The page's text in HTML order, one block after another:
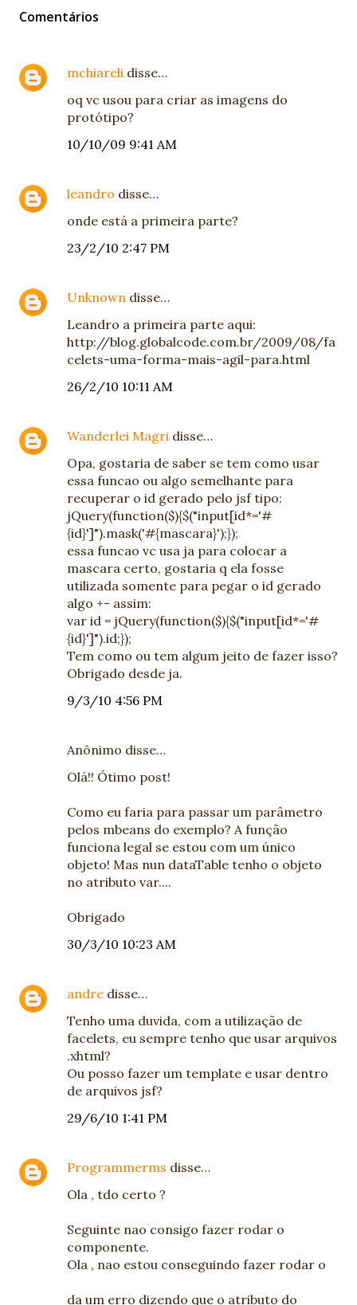
Comentários
mchiareli disse…
oq vc usou para criar as imagens do
protótipo?
10/10/09 9:41 AM
leandro disse…
onde está a primeira parte?
23/2/10 2:47 PM
Unknown disse…
Leandro a primeira parte aqui:
http://blog.globalcode.com.br/2009/08/fa
celets-uma-forma-mais-agil-para.html
26/2/10 10:11 AM
Wanderlei Magri disse…
Opa, gostaria de saber se tem como usar
essa funcao ou algo semelhante para
recuperar o id gerado pelo jsf tipo:
jQuery(function($){$("input[id*='#
{id}']").mask('#{mascara}');});
essa funcao vc usa ja para colocar a
mascara certo, gostaria q ela fosse
utilizada somente para pegar o id gerado
algo +- assim:
var id = jQuery(function($){$("input[id*='#
{id}']").id;});
Tem como ou tem algum jeito de fazer isso?
Obrigado desde ja.
9/3/10 4:56 PM
Anônimo disse…
Olá!! Ótimo post!
Como eu faria para passar um parâmetro
pelos mbeans do exemplo? A função
funciona legal se estou com um único
objeto! Mas nun dataTable tenho o objeto
no atributo var....
Obrigado
30/3/10 10:23 AM
andre disse…
Tenho uma duvida, com a utilização de
facelets, eu sempre tenho que usar arquivos
.xhtml?
Ou posso fazer um template e usar dentro
de arquivos jsf?
29/6/10 1:41 PM
Programmerms disse…
Ola , tdo certo ?
Seguinte nao consigo fazer rodar o
componente.
Ola , nao estou conseguindo fazer rodar o
da um erro dizendo que o atributo do